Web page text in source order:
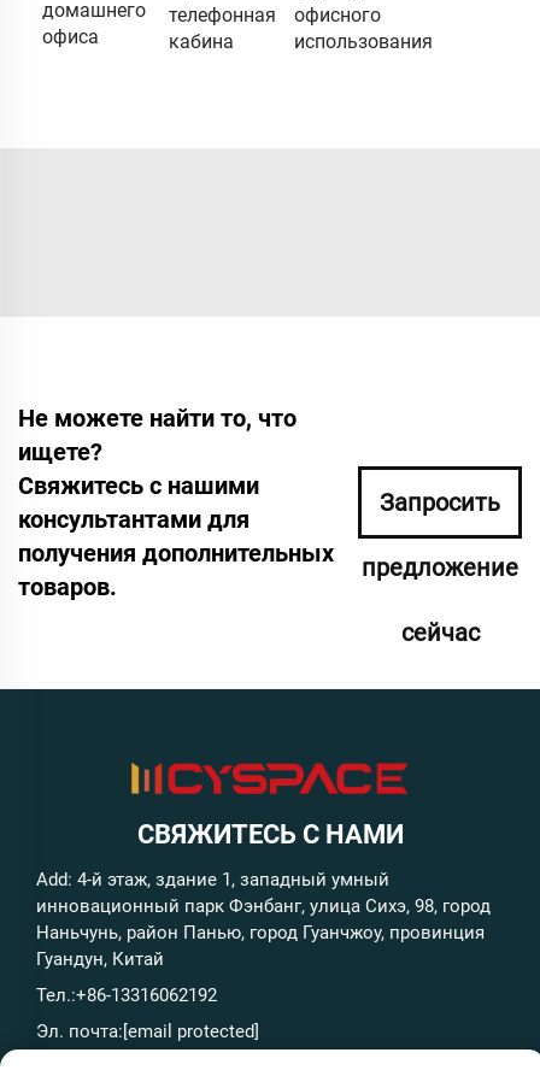
домашнего
офиса
телефонная
кабина
офисного
использования
Не можете найти то, что
ищете?
Свяжитесь с нашими
консультантами для
получения дополнительных
товаров.
Запросить
предложение
сейчас
СВЯЖИТЕСЬ С НАМИ
Add: 4-й этаж, здание 1, западный умный
инновационный парк Фэнбанг, улица Сихэ, 98, город
Наньчунь, район Панью, город Гуанчжоу, провинция
Гуандун, Китай
Тел.:+86-13316062192
Эл. почта:[email protected]